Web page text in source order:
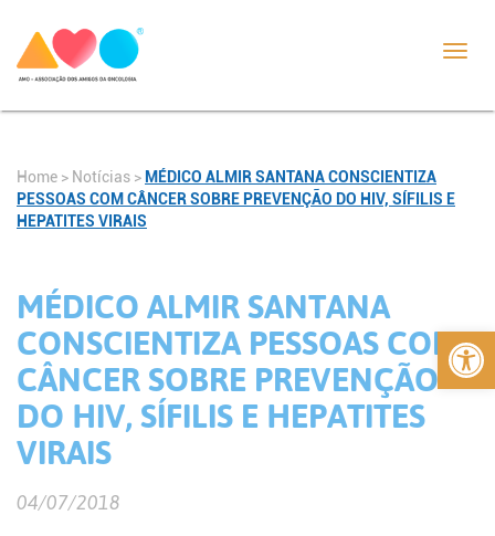
Abrir
Home > Notícias > MÉDICO ALMIR SANTANA CONSCIENTIZA
PESSOAS COM CÂNCER SOBRE PREVENÇÃO DO HIV, SÍFILIS E
HEPATITES VIRAIS
MÉDICO ALMIR SANTANA
CONSCIENTIZA PESSOAS COM
CÂNCER SOBRE PREVENÇÃO
DO HIV, SÍFILIS E HEPATITES
VIRAIS
04/07/2018